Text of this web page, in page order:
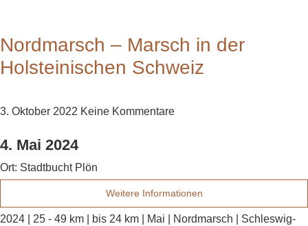
Nordmarsch – Marsch in der
Holsteinischen Schweiz
3. Oktober 2022 Keine Kommentare
4. Mai 2024
Ort: Stadtbucht Plön
Weitere Informationen
2024 | 25 - 49 km | bis 24 km | Mai | Nordmarsch | Schleswig-